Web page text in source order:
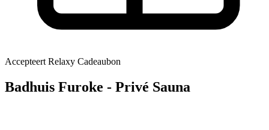
Accepteert Relaxy Cadeaubon
Badhuis Furoke - Privé Sauna